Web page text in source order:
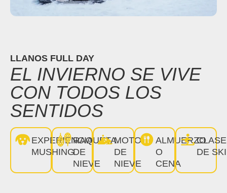
LLANOS FULL DAY
EL INVIERNO SE VIVE
CON TODOS LOS
SENTIDOS
EXPERIENCIA
MUSHING
RAQUETA
DE
NIEVE
MOTO
DE
NIEVE
ALMUERZO
O
CENA
CLASE
DE SKI